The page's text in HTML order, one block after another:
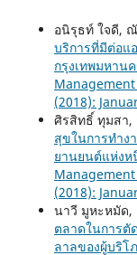
อนิรุธท์ ใจดี,
บริการที่มีต่อแ
กรุงเทพมหาน
Management
(2018):
ศิรสิทธิ์ ทุมสา
สุขในการทำง
ยานยนต์แห่งห
Management
(2018):
นาวี มูหะหมัด
ตลาดในการตั
ลาลของผู้บริโ